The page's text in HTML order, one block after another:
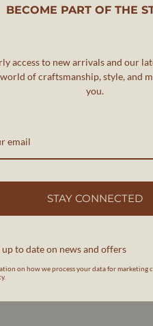
BECOME PART OF THE
access to new arrivals and our
of craftsmanship, style, and
you.
STAY CONNECTED
up to date on news and offers
on how we process your data for marketing